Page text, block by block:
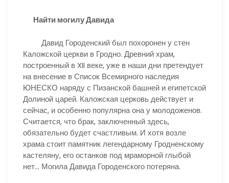
Найти могилу Давида
Давид Городенский был похоронен у стен
Каложской церкви в Гродно. Древний храм,
построенный в XII веке, уже в наши дни претендует
на внесение в Список Всемирного наследия
ЮНЕСКО наряду с Пизанской башней и египетской
Долиной царей. Каложская церковь действует и
сейчас, и особенно популярна она у молодоженов.
Считается, что брак, заключенный здесь,
обязательно будет счастливым. И хотя возле
храма стоит памятник легендарному Гродненскому
кастеляну, его останков под мраморной глыбой
нет… Могила Давида Городенского потеряна.